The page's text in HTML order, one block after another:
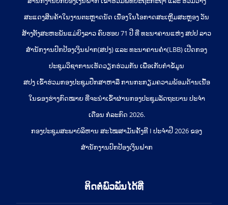
ສະແດງສິນຄ້າໃນງານຕະຫຼາດນັດ ເນື່ອງໃນໂອກາດສະເຫຼີມສະຫຼອງ ວັນ
ສ້າງຕັ້ງສະຫະພັນແມ່ຍິງລາວ ຄົບຮອບ 71 ປີ ທີ່ ທະນາຄານແຫ່ງ ສປປ ລາວ
ສຳນັກງານປົກປ້ອງເງິນຝາກ(ສປງ) ແລະ ທະນາຄານຄຳ(LBB) ເປີດກອງ
ປະຊຸມວິຊາການເຮັດວຽກຮ່ວມກັນ ເພື່ອເກັບກຳຂໍ້ມູນ
ສປງ ເຂົ້າຮ່ວມກອງປະຊຸມປຶກສາຫາລື ການກະກຽມຄວາມພ້ອມດ້ານເນື້ອ
ໃນຂອງຮ່າງກົດໝາຍ ທີ່ຈະນໍາເຂົ້າຜ່ານກອງປະຊຸມລັດຖະບານ ປະຈໍາ
ເດືອນ ກໍລະກົດ 2026.
ກອງປະຊຸມສະພາບໍລິຫານ ສະໄໝສາມັນຄັ້ງທີ I ປະຈຳປີ 2026 ຂອງ
ສຳນັກງານປົກປ້ອງເງິນຝາກ
ຕິດຕໍ່ພົວພັນໄດ້ທີ່